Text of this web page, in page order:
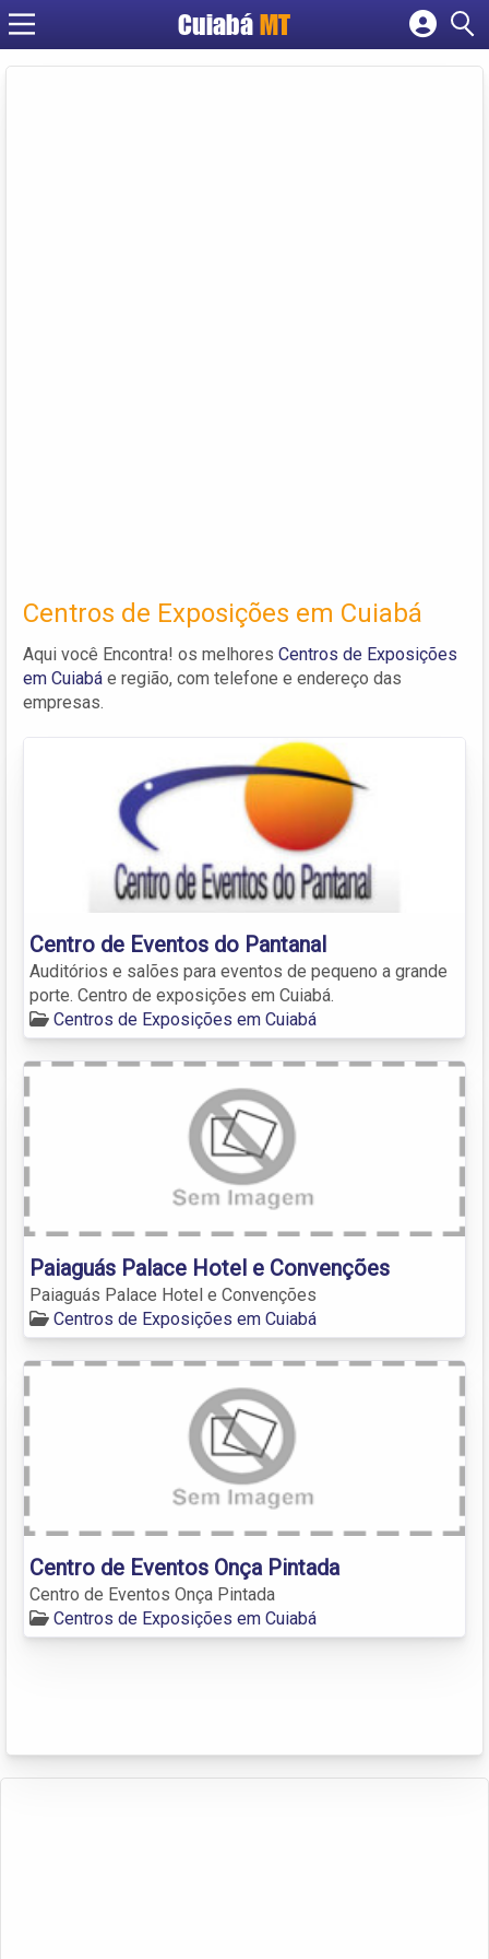
Cuiabá MT
Cadastrar empresa
Centros de Exposições em Cuiabá
Aqui você Encontra! os melhores Centros de Exposições
em Cuiabá e região, com telefone e endereço das
empresas.
Centro de Eventos do Pantanal
Auditórios e salões para eventos de pequeno a grande
porte. Centro de exposições em Cuiabá.
Centros de Exposições em Cuiabá
Paiaguás Palace Hotel e Convenções
Paiaguás Palace Hotel e Convenções
Centros de Exposições em Cuiabá
Centro de Eventos Onça Pintada
Centro de Eventos Onça Pintada
Centros de Exposições em Cuiabá